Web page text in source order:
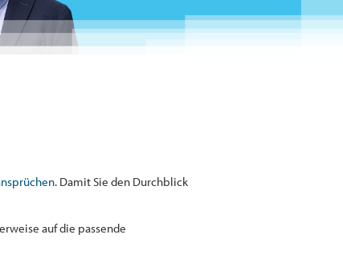
. Damit Sie den Durchblick
auf die passende